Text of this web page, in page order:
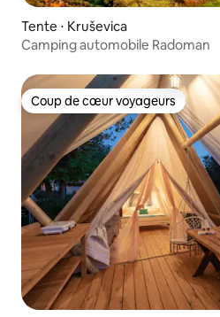
Tente ⋅ Kruševica
Camping automobile Radoman
Coup de cœur voyageurs
Coup de cœur voyageurs